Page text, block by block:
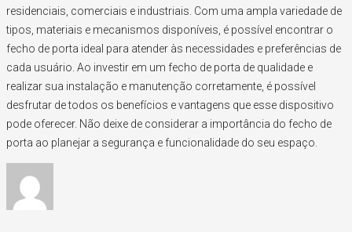
residenciais, comerciais e industriais. Com uma ampla variedade de
tipos, materiais e mecanismos disponíveis, é possível encontrar o
fecho de porta ideal para atender às necessidades e preferências de
cada usuário. Ao investir em um fecho de porta de qualidade e
realizar sua instalação e manutenção corretamente, é possível
desfrutar de todos os benefícios e vantagens que esse dispositivo
pode oferecer. Não deixe de considerar a importância do fecho de
porta ao planejar a segurança e funcionalidade do seu espaço.